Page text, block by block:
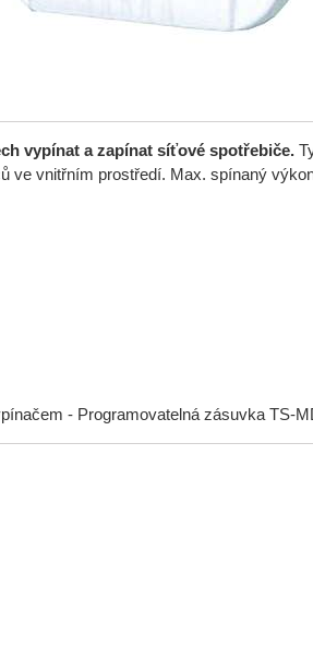
vypínat a zapínat síťové spotřebiče.
ve vnitřním prostředí. Max. spínaný
- Programovatelná zásuvka TS-